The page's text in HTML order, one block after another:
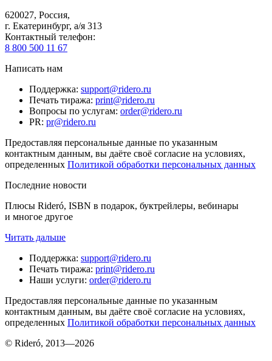
620027, Россия,
г. Екатеринбург, а/я 313
Контактный телефон:
8 800 500 11 67
Написать нам
Поддержка: support@ridero.ru
Печать тиража: print@ridero.ru
Вопросы по услугам: order@ridero.ru
PR: pr@ridero.ru
Предоставляя персональные данные по указанным
контактным данным, вы даёте своё согласие на условиях,
определенных Политикой обработки персональных данных
Последние новости
Плюсы Rideró, ISBN в подарок, буктрейлеры, вебинары
и многое другое
Читать дальше
Поддержка: support@ridero.ru
Печать тиража: print@ridero.ru
Наши услуги: order@ridero.ru
Предоставляя персональные данные по указанным
контактным данным, вы даёте своё согласие на условиях,
определенных Политикой обработки персональных данных
© Rideró, 2013—2026